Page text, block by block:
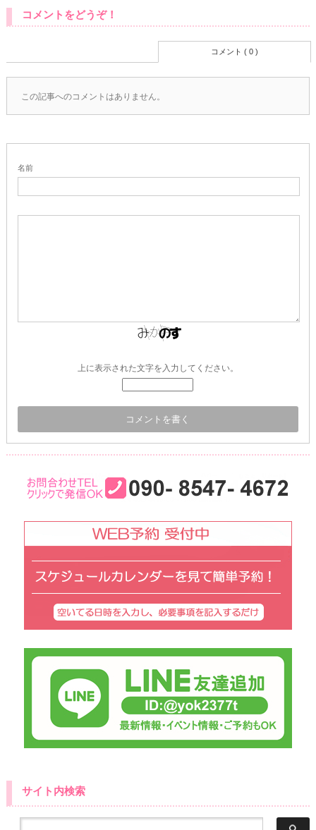
コメントをどうぞ！
コメント ( 0 )
この記事へのコメントはありません。
名前
上に表示された文字を入力してください。
サイト内検索